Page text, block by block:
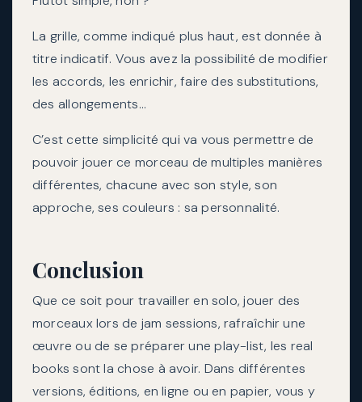
La grille, comme indiqué plus haut, est donnée à
titre indicatif. Vous avez la possibilité de modifier
les accords, les enrichir, faire des substitutions,
des allongements…
C’est cette simplicité qui va vous permettre de
pouvoir jouer ce morceau de multiples manières
différentes, chacune avec son style, son
approche, ses couleurs : sa personnalité.
Conclusion
Que ce soit pour travailler en solo, jouer des
morceaux lors de jam sessions, rafraîchir une
œuvre ou de se préparer une play-list, les real
books sont la chose à avoir. Dans différentes
versions, éditions, en ligne ou en papier, vous y